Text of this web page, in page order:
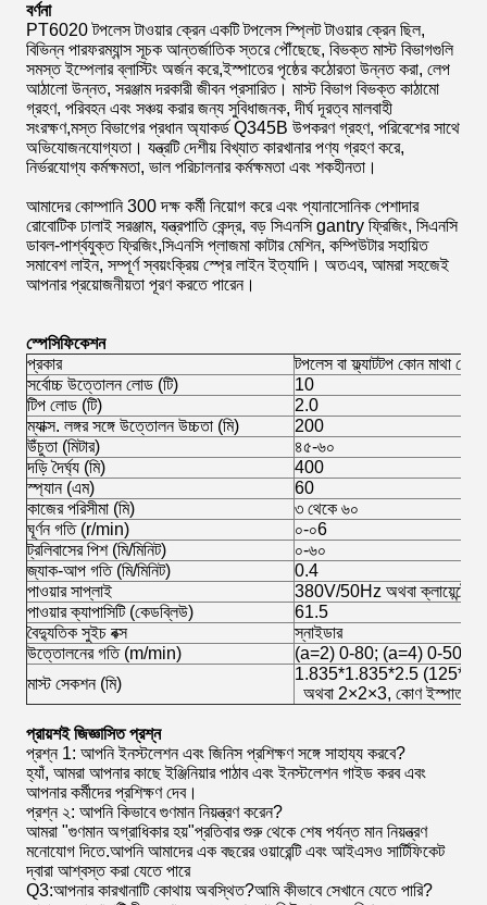
বর্ণনা
PT6020 টপলেস টাওয়ার ক্রেন একটি টপলেস স্প্লিট টাওয়ার ক্রেন ছিল,
বিভিন্ন পারফরম্যান্স সূচক আন্তর্জাতিক স্তরে পৌঁছেছে, বিভক্ত মাস্ট বিভাগগুলি
সমস্ত ইম্পেলার ব্লাস্টিং অর্জন করে,ইস্পাতের পৃষ্ঠের কঠোরতা উন্নত করা, লেপ
আঠালো উন্নত, সরঞ্জাম দরকারী জীবন প্রসারিত। মাস্ট বিভাগ বিভক্ত কাঠামো
গ্রহণ, পরিবহন এবং সঞ্চয় করার জন্য সুবিধাজনক, দীর্ঘ দূরত্ব মালবাহী
সংরক্ষণ,মস্ত বিভাগের প্রধান অ্যাকর্ড Q345B উপকরণ গ্রহণ, পরিবেশের সাথে
অভিযোজনযোগ্যতা। যন্ত্রটি দেশীয় বিখ্যাত কারখানার পণ্য গ্রহণ করে,
নির্ভরযোগ্য কর্মক্ষমতা, ভাল পরিচালনার কর্মক্ষমতা এবং শকহীনতা।
আমাদের কোম্পানি 300 দক্ষ কর্মী নিয়োগ করে এবং প্যানাসোনিক পেশাদার
রোবোটিক ঢালাই সরঞ্জাম, যন্ত্রপাতি কেন্দ্র, বড় সিএনসি gantry ফ্রিজিং, সিএনসি
ডাবল-পার্শ্বযুক্ত ফ্রিজিং,সিএনসি প্লাজমা কাটার মেশিন, কম্পিউটার সহায়িত
সমাবেশ লাইন, সম্পূর্ণ স্বয়ংক্রিয় স্প্রে লাইন ইত্যাদি। অতএব, আমরা সহজেই
আপনার প্রয়োজনীয়তা পূরণ করতে পারেন।
স্পেসিফিকেশন
প্রকার
টপলেস বা ফ্ল্যাটটপ কোন মাথা নেই
সর্বোচ্চ উত্তোলন লোড (টি)
10
টিপ লোড (টি)
2.0
ম্যাক্স. লঙ্গর সঙ্গে উত্তোলন উচ্চতা (মি)
200
উঁচুতা (মিটার)
৪৫-৬০
দড়ি দৈর্ঘ্য (মি)
400
স্প্যান (এম)
60
কাজের পরিসীমা (মি)
৩ থেকে ৬০
ঘূর্ণন গতি (r/min)
০-০6
ট্রলিবাসের পিশ (মি/মিনিট)
০-৬০
জ্যাক-আপ গতি (মি/মিনিট)
0.4
পাওয়ার সাপ্লাই
380V/50Hz অথবা ক্লায়েন্টের
পাওয়ার ক্যাপাসিটি (কেডব্লিউ)
61.5
বৈদ্যুতিক সুইচ বক্স
স্নাইডার
উত্তোলনের গতি (m/min)
(a=2) 0-80; (a=4) 0-50
মাস্ট সেকশন (মি)
1.835*1.835*2.5 (125*14
অথবা 2×2×3, কোণ ইস্পাত
প্রায়শই জিজ্ঞাসিত প্রশ্ন
প্রশ্ন 1: আপনি ইনস্টলেশন এবং জিনিস প্রশিক্ষণ সঙ্গে সাহায্য করবে?
হ্যাঁ, আমরা আপনার কাছে ইঞ্জিনিয়ার পাঠাব এবং ইনস্টলেশন গাইড করব এবং
আপনার কর্মীদের প্রশিক্ষণ দেব।
প্রশ্ন ২: আপনি কিভাবে গুণমান নিয়ন্ত্রণ করেন?
আমরা "গুণমান অগ্রাধিকার হয়"প্রতিবার শুরু থেকে শেষ পর্যন্ত মান নিয়ন্ত্রণ
মনোযোগ দিতে.আপনি আমাদের এক বছরের ওয়ারেন্টি এবং আইএসও সার্টিফিকেট
দ্বারা আশ্বস্ত করা যেতে পারে
Q3:আপনার কারখানাটি কোথায় অবস্থিত?আমি কীভাবে সেখানে যেতে পারি?